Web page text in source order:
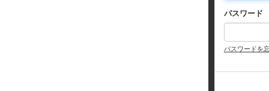
パスワード
パスワードを